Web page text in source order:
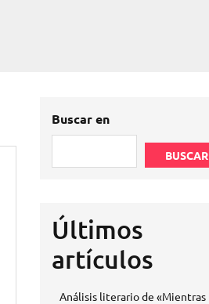
Buscar en
BUSCAR
Últimos
artículos
Análisis literario de «Mientras